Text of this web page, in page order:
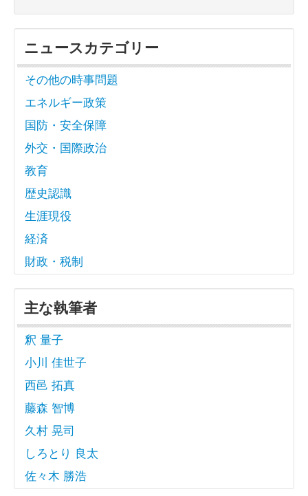
ニュースカテゴリー
その他の時事問題
エネルギー政策
国防・安全保障
外交・国際政治
教育
歴史認識
生涯現役
経済
財政・税制
主な執筆者
釈 量子
小川 佳世子
西邑 拓真
藤森 智博
久村 晃司
しろとり 良太
佐々木 勝浩